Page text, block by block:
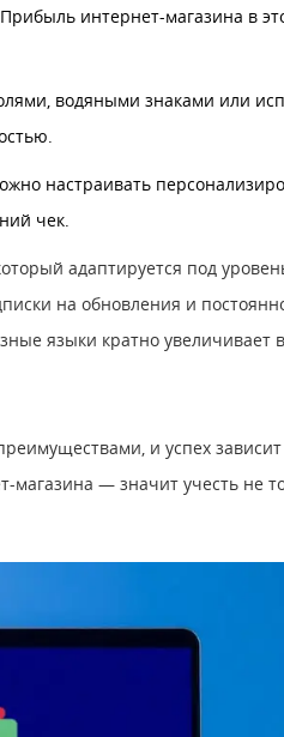
интернет-магазина в
водяными знаками или
настраивать
чек.
адаптируется под
на обновления и
языки кратно
и успех зависит
— значит учесть не